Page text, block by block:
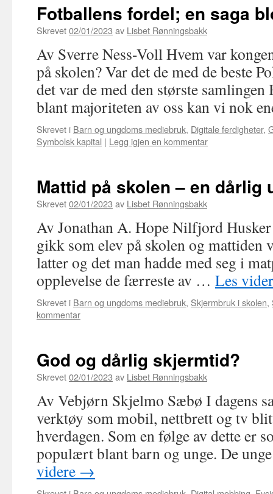
Fotballens fordel; en saga
Skrevet02/01/2023 av Lisbet Rønningsbakk
Av Sverre Ness-Voll Hvem var
på skolen? Var det de med de beste
det var de med den største samlingen
blant majoriteten av oss kan vi nok
Skrevet i Barn og ungdoms mediebruk, Digitale ferdigheter,
Symbolsk kapital | Legg igjen en kommentar
Mattid på skolen – en dårlig
Skrevet02/01/2023 av Lisbet Rønningsbakk
Av Jonathan A. Hope Nilfjord
gikk som elev på skolen og mattiden
latter og det man hadde med seg i
opplevelse de færreste av … Les
Skrevet i Barn og ungdoms mediebruk, Skjermbruk i skolen,
kommentar
God og dårlig skjermtid?
Skrevet02/01/2023 av Lisbet Rønningsbakk
Av Vebjørn Skjelmo Sæbø I dagens
verktøy som mobil, nettbrett og tv
hverdagen. Som en følge av dette er
populært blant barn og unge. De
videre →